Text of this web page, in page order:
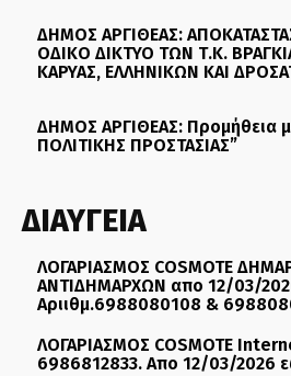
ΔΗΜΟΣ ΑΡΓΙΘΕΑΣ:
ΟΔΙΚΟ ΔΙΚΤΥΟ ΤΩΝ Τ.Κ.
ΚΑΡΥΑΣ, ΕΛΛΗΝΙΚΩΝ ΚΑΙ
ΔΗΜΟΣ ΑΡΓΙΘΕΑΣ: Προμήθεια
ΠΟΛΙΤΙΚΗΣ ΠΡΟΣΤΑΣΙΑΣ”
ΔΙΑΥΓΕΙΑ
ΛΟΓΑΡΙΑΣΜΟΣ COSMOTE
ΑΝΤΙΔΗΜΑΡΧΩΝ απο 12/03/
Αριιθμ.6988080108 &
ΛΟΓΑΡΙΑΣΜΟΣ COSMOTE
6986812833. Απο 12/03/2026